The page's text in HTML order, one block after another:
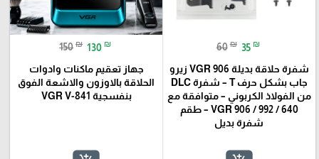
60 ₪ 35 ₪
شفرة حلاقة بديلة VGR 906 زيرو
جاب بشكل حرف T – شفرة DLC
من الفولاذ الكربوني – متوافقة مع
VGR 906 / 992 / 640 – طقم
شفرة بديل
150 ₪ 130 ₪
جهاز تعقيم ماكنات وادوات
الحلاقة بالاوزون والاشعة الفوق
بنفسجية VGR V-841